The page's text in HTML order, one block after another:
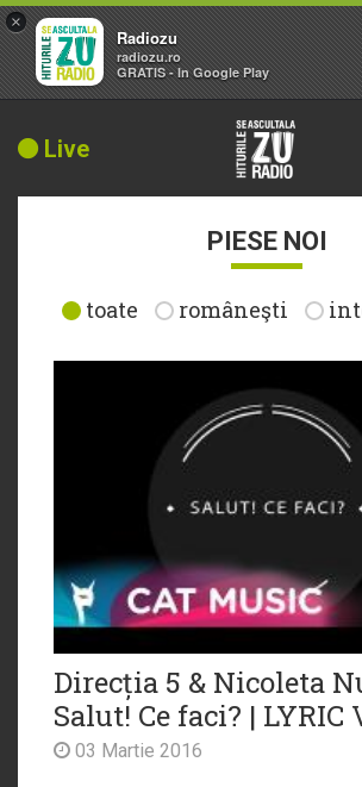
Live
PIESE NOI
toate româneşti
Direcția 5 & Nicoleta
Salut! Ce faci? | LYRIC
03 Martie 2016
×
Radiozu
radiozu.ro
GRATIS - In Google Play